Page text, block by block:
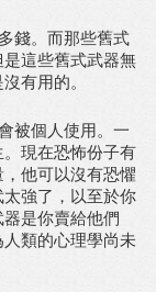
錢。而那些舊式
這些舊式武器無
有用的。
被個人使用。一
現在恐怖份子有
他可以沒有恐懼
強了，以至於你
是你賣給他們
類的心理學尚未